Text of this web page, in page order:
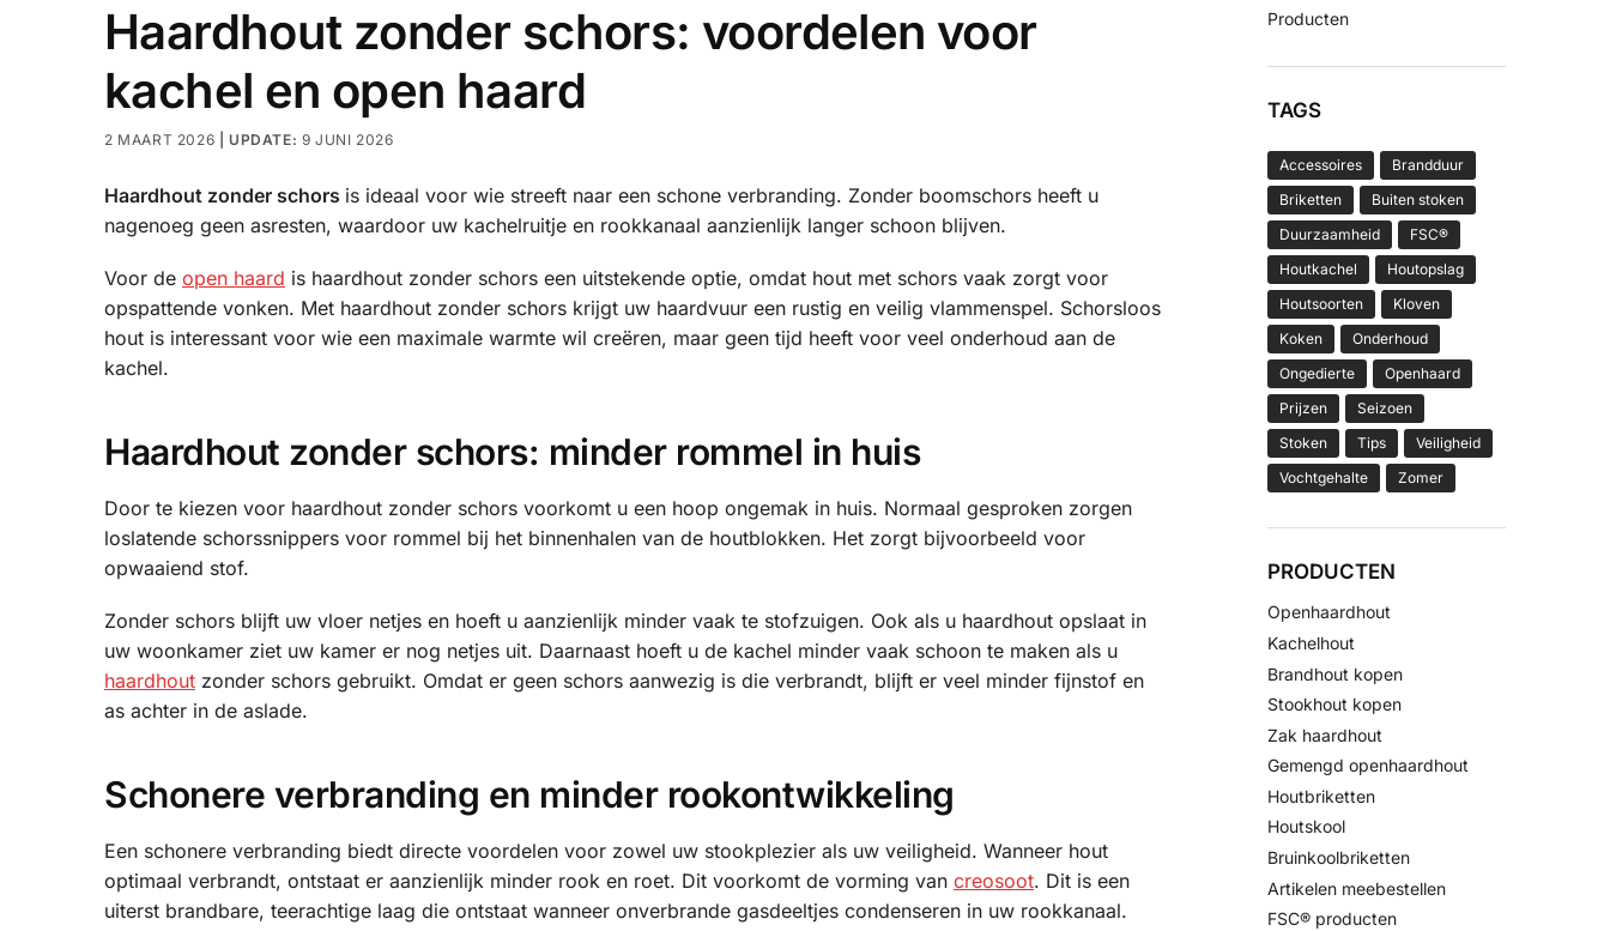
Haardhout zonder schors: voordelen voor
kachel en open haard
2 MAART 2026 9 JUNI 2026
Haardhout zonder schors is ideaal voor wie streeft naar een schone verbranding. Zonder boomschors heeft u
nagenoeg geen asresten, waardoor uw kachelruitje en rookkanaal aanzienlijk langer schoon blijven.
Voor de open haard is haardhout zonder schors een uitstekende optie, omdat hout met schors vaak zorgt voor
opspattende vonken. Met haardhout zonder schors krijgt uw haardvuur een rustig en veilig vlammenspel. Schorsloos
hout is interessant voor wie een maximale warmte wil creëren, maar geen tijd heeft voor veel onderhoud aan de
kachel.
Haardhout zonder schors: minder rommel in huis
Door te kiezen voor haardhout zonder schors voorkomt u een hoop ongemak in huis. Normaal gesproken zorgen
loslatende schorssnippers voor rommel bij het binnenhalen van de houtblokken. Het zorgt bijvoorbeeld voor
opwaaiend stof.
Zonder schors blijft uw vloer netjes en hoeft u aanzienlijk minder vaak te stofzuigen. Ook als u haardhout opslaat in
uw woonkamer ziet uw kamer er nog netjes uit. Daarnaast hoeft u de kachel minder vaak schoon te maken als u
haardhout zonder schors gebruikt. Omdat er geen schors aanwezig is die verbrandt, blijft er veel minder fijnstof en
as achter in de aslade.
Schonere verbranding en minder rookontwikkeling
Een schonere verbranding biedt directe voordelen voor zowel uw stookplezier als uw veiligheid. Wanneer hout
optimaal verbrandt, ontstaat er aanzienlijk minder rook en roet. Dit voorkomt de vorming van creosoot. Dit is een
uiterst brandbare, teerachtige laag die ontstaat wanneer onverbrande gasdeeltjes condenseren in uw rookkanaal.
Producten
TAGS
Accessoires
Brandduur
Briketten
Buiten stoken
Duurzaamheid
FSC®
Houtkachel
Houtopslag
Houtsoorten
Kloven
Koken
Onderhoud
Ongedierte
Openhaard
Prijzen
Seizoen
Stoken
Tips
Veiligheid
Vochtgehalte
Zomer
PRODUCTEN
Openhaardhout
Kachelhout
Brandhout kopen
Stookhout kopen
Zak haardhout
Gemengd openhaardhout
Houtbriketten
Houtskool
Bruinkoolbriketten
Artikelen meebestellen
FSC® producten